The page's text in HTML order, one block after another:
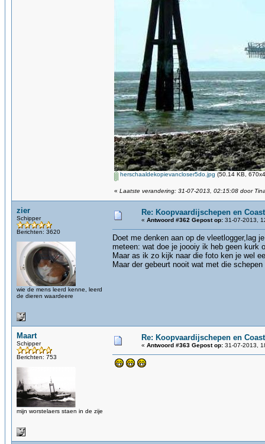
herschaaldekopievancloser5do.jpg (50.14 KB,
« Laatste verandering: 31-07-2013, 02:15:08 door
zier
Schipper
Berichten: 3620
wie de mens leerd kenne, leerd
de dieren waardeere
Re: Koopvaardijschepen en
« Antwoord #362 Gepost op: 31-07-2013,
Doet me denken aan op de vleetlogger,lag
meteen: wat doe je joooiy ik heb geen kurk
Maar as ik zo kijk naar die foto ken je wel
Maar der gebeurt nooit wat met die
Maart
Schipper
Berichten: 753
mijn worstelaers staen in de zije
Re: Koopvaardijschepen en
« Antwoord #363 Gepost op: 31-07-2013,